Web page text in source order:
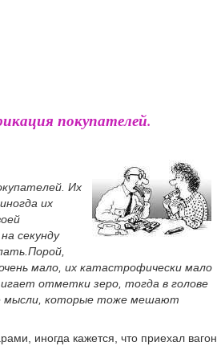
покупателей.
Их
их
секунду
мало, их катастрофически мало
отметки зеро, тогда в голове
мысли, которые тоже мешают
иногда кажется, что приехал вагон